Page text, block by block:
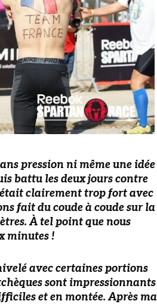
pression ni même une idée
battu les deux jours contre
clairement trop fort avec
fait du coude à coude sur la
À tel point que nous
minutes !
avec certaines portions
sont impressionnants
et en montée. Après ma